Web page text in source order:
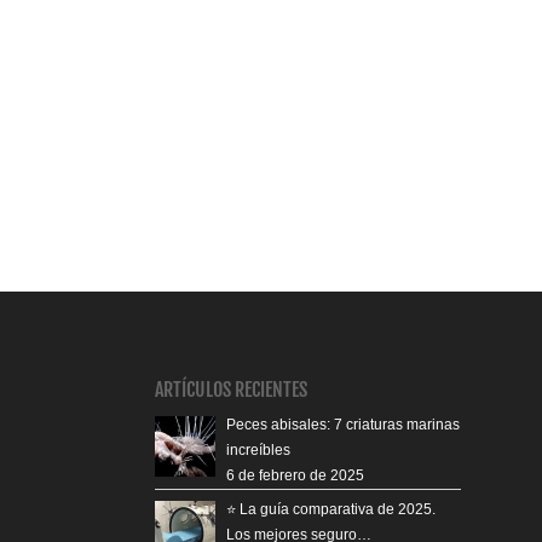
ARTÍCULOS RECIENTES
Peces abisales: 7 criaturas marinas
increíbles
6 de febrero de 2025
⭐️ La guía comparativa de 2025.
Los mejores seguro…